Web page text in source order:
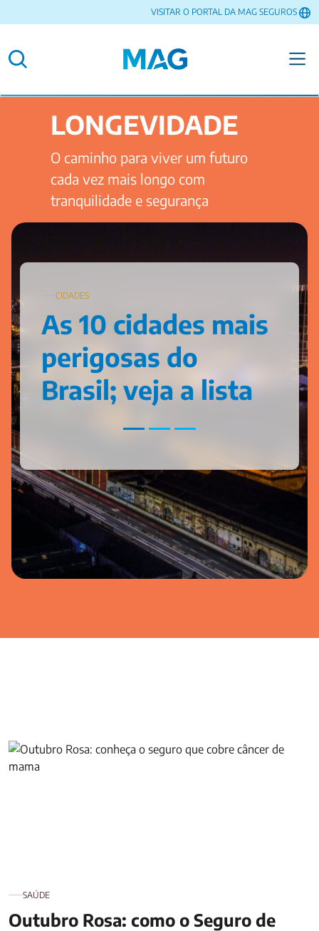
VISITAR O PORTAL DA MAG SEGUROS
LONGEVIDADE
O caminho para viver um futuro
cada vez mais longo com
tranquilidade e segurança
CIDADES
As 10 cidades mais
perigosas do
Brasil; veja a lista
Outubro Rosa: como o Seguro de Vida pode ajudar no
combate ao câncer de mama?
SAÚDE
Outubro Rosa: como o Seguro de